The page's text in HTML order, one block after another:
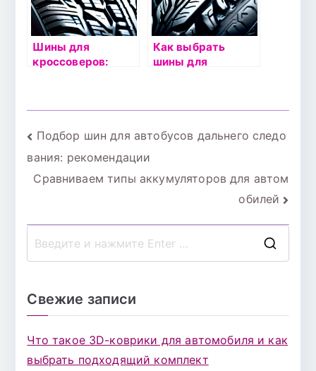
Шины для
кроссоверов:
Как выбрать
шины для
Навигация
по
Подбор шин для автобусов дальнего следо
вания: рекомендации
Сравниваем типы аккумуляторов для автом
обилей
Свежие записи
Что такое 3D-коврики для автомобиля и как
выбрать подходящий комплект